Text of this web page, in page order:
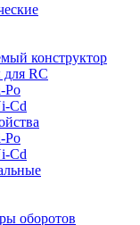
конструктор
RC
Po
Cd
Po
Cd
оборотов